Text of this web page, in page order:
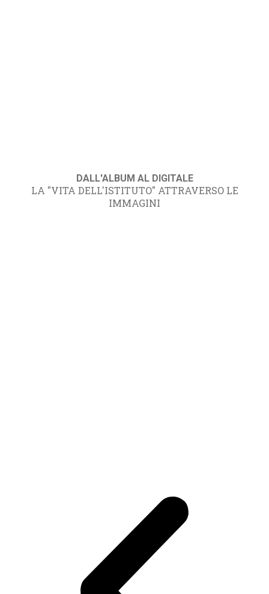
DALL'ALBUM AL DIGITALE
LA "VITA DELL'ISTITUTO" ATTRAVERSO LE
IMMAGINI